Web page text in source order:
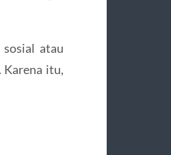
atau
Karena itu,